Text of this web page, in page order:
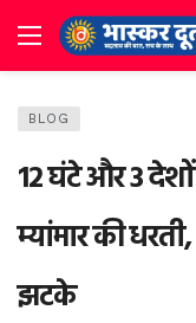
BLOG
12 घंटे और 3
म्यांमार की
झटके